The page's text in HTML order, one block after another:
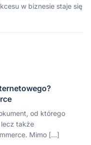
w biznesie staje się
od którego
także
Mimo […]